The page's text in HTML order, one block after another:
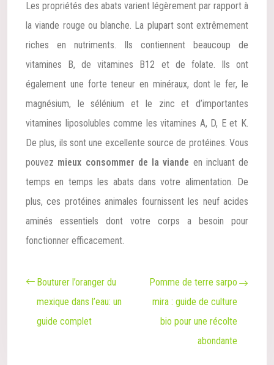
Les propriétés des abats varient légèrement par rapport à
la viande rouge ou blanche. La plupart sont extrêmement
riches en nutriments. Ils contiennent beaucoup de
vitamines B, de vitamines B12 et de folate. Ils ont
également une forte teneur en minéraux, dont le fer, le
magnésium, le sélénium et le zinc et d’importantes
vitamines liposolubles comme les vitamines A, D, E et K.
De plus, ils sont une excellente source de protéines. Vous
pouvez mieux consommer de la viande en incluant de
temps en temps les abats dans votre alimentation. De
plus, ces protéines animales fournissent les neuf acides
aminés essentiels dont votre corps a besoin pour
fonctionner efficacement.
Bouturer l’oranger du
mexique dans l’eau: un
guide complet
Pomme de terre sarpo
mira : guide de culture
bio pour une récolte
abondante